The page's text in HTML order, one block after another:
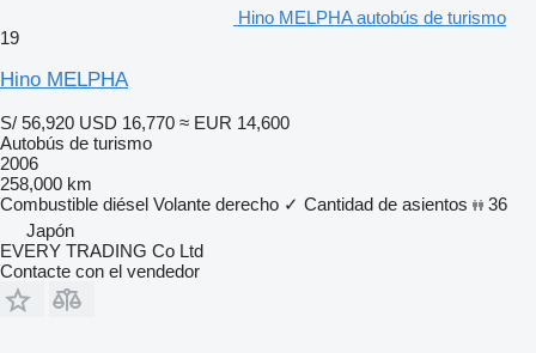
Hino MELPHA autobús de turismo
19
Hino MELPHA
S/ 56,920 USD 16,770 ≈ EUR 14,600
Autobús de turismo
2006
258,000 km
Combustible diésel Volante derecho ✓ Cantidad de asientos
36
Japón
EVERY TRADING Co Ltd
Contacte con el vendedor